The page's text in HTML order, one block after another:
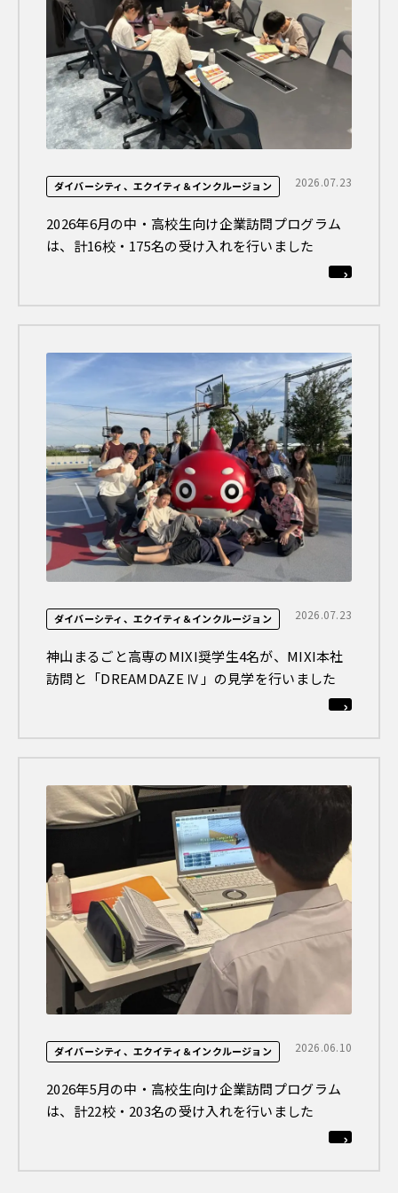
ダイバーシティ、エクイティ＆インクルージョン 2026.07.23
2026年6月の中・高校生向け企業訪問プログラム
は、計16校・175名の受け入れを行いました
ダイバーシティ、エクイティ＆インクルージョン 2026.07.23
神山まるごと高専のMIXI奨学生4名が、MIXI本社
訪問と「DREAMDAZE Ⅳ」の見学を行いました
ダイバーシティ、エクイティ＆インクルージョン 2026.06.10
2026年5月の中・高校生向け企業訪問プログラム
は、計22校・203名の受け入れを行いました